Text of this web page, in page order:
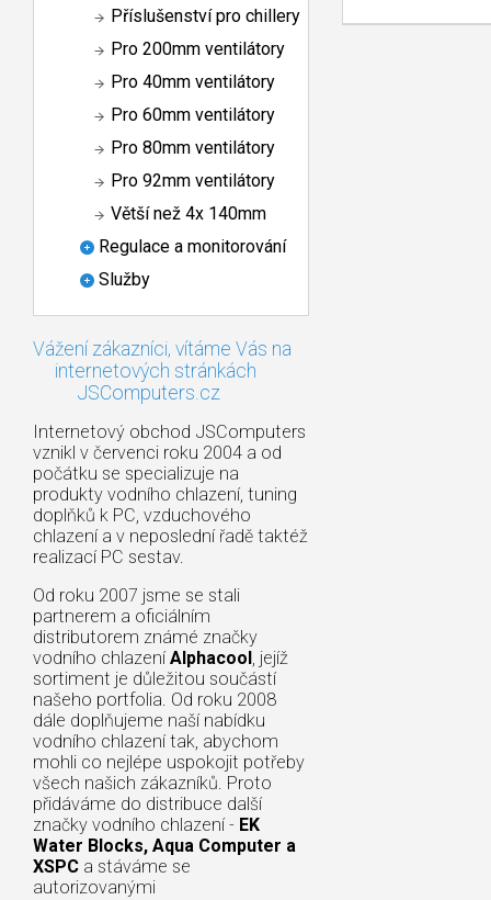
Příslušenství pro chillery
Pro 200mm ventilátory
Pro 40mm ventilátory
Pro 60mm ventilátory
Pro 80mm ventilátory
Pro 92mm ventilátory
Větší než 4x 140mm
Regulace a monitorování
Služby
Vážení zákazníci, vítáme Vás na
internetových stránkách
JSComputers.cz
Internetový obchod JSComputers
vznikl v červenci roku 2004 a od
počátku se specializuje na
produkty vodního chlazení, tuning
doplňků k PC, vzduchového
chlazení a v neposlední řadě taktéž
realizací PC sestav.
Od roku 2007 jsme se stali
partnerem a oficiálním
distributorem známé značky
vodního chlazení Alphacool, jejíž
sortiment je důležitou součástí
našeho portfolia. Od roku 2008
dále doplňujeme naší nabídku
vodního chlazení tak, abychom
mohli co nejlépe uspokojit potřeby
všech našich zákazníků. Proto
přidáváme do distribuce další
značky vodního chlazení - EK
Water Blocks, Aqua Computer a
XSPC a stáváme se
autorizovanými